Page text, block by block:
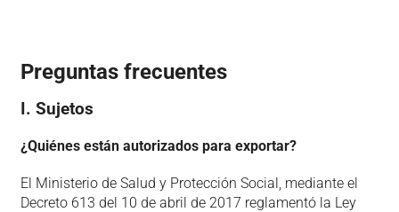
Preguntas frecuentes
I. Sujetos
¿Quiénes están autorizados para exportar?
El Ministerio de Salud y Protección Social, mediante el
Decreto 613 del 10 de abril de 2017 reglamentó la Ley